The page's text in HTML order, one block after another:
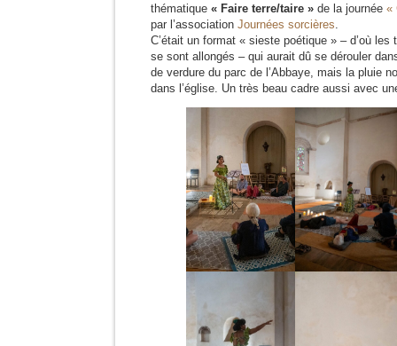
thématique « Faire terre/taire » de la journée «
par l’association Journées sorcières.
C’était un format « sieste poétique » – d’où
se sont allongés – qui aurait dû se dérouler
de verdure du parc de l’Abbaye, mais la pluie
dans l’église. Un très beau cadre aussi avec